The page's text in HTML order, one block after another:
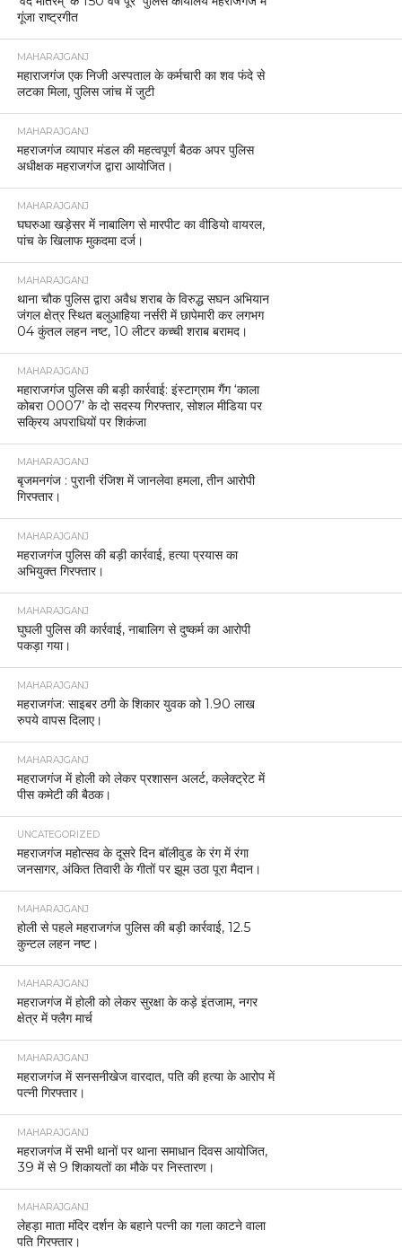
गूंजा राष्ट्रगीत
MAHARAJGANJ
महाराजगंज एक निजी अस्पताल के कर्मचारी का शव फंदे से
लटका मिला, पुलिस जांच में जुटी
MAHARAJGANJ
महराजगंज व्यापार मंडल की महत्वपूर्ण बैठक अपर पुलिस
अधीक्षक महराजगंज द्वारा आयोजित।
MAHARAJGANJ
घघरुआ खड़ेसर में नाबालिग से मारपीट का वीडियो वायरल,
पांच के खिलाफ मुकदमा दर्ज।
MAHARAJGANJ
थाना चौक पुलिस द्वारा अवैध शराब के विरुद्ध सघन अभियान
जंगल क्षेत्र स्थित बलुआहिया नर्सरी में छापेमारी कर लगभग
04 कुंतल लहन नष्ट, 10 लीटर कच्ची शराब बरामद।
MAHARAJGANJ
महाराजगंज पुलिस की बड़ी कार्रवाई: इंस्टाग्राम गैंग ‘काला
कोबरा 0007’ के दो सदस्य गिरफ्तार, सोशल मीडिया पर
सक्रिय अपराधियों पर शिकंजा
MAHARAJGANJ
बृजमनगंज : पुरानी रंजिश में जानलेवा हमला, तीन आरोपी
गिरफ्तार।
MAHARAJGANJ
महराजगंज पुलिस की बड़ी कार्रवाई, हत्या प्रयास का
अभियुक्त गिरफ्तार।
MAHARAJGANJ
घुघली पुलिस की कार्रवाई, नाबालिग से दुष्कर्म का आरोपी
पकड़ा गया।
MAHARAJGANJ
महराजगंज: साइबर ठगी के शिकार युवक को 1.90 लाख
रुपये वापस दिलाए।
MAHARAJGANJ
महराजगंज में होली को लेकर प्रशासन अलर्ट, कलेक्ट्रेट में
पीस कमेटी की बैठक।
UNCATEGORIZED
महराजगंज महोत्सव के दूसरे दिन बॉलीवुड के रंग में रंगा
जनसागर, अंकित तिवारी के गीतों पर झूम उठा पूरा मैदान।
MAHARAJGANJ
होली से पहले महराजगंज पुलिस की बड़ी कार्रवाई, 12.5
कुन्टल लहन नष्ट।
MAHARAJGANJ
महराजगंज में होली को लेकर सुरक्षा के कड़े इंतजाम, नगर
क्षेत्र में फ्लैग मार्च
MAHARAJGANJ
महराजगंज में सनसनीखेज वारदात, पति की हत्या के आरोप में
पत्नी गिरफ्तार।
MAHARAJGANJ
महराजगंज में सभी थानों पर थाना समाधान दिवस आयोजित,
39 में से 9 शिकायतों का मौके पर निस्तारण।
MAHARAJGANJ
लेहड़ा माता मंदिर दर्शन के बहाने पत्नी का गला काटने वाला
पति गिरफ्तार।